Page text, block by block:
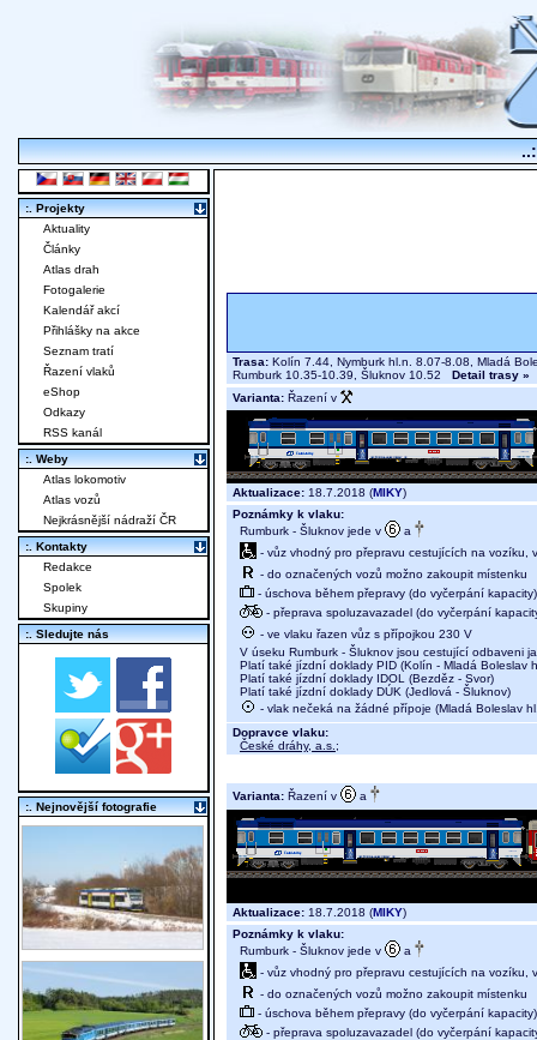
Trasa: Kolín 7.44, Nymburk hl.n. 8.07-8.08, Mladá
Rumburk 10.35-10.39, Šluknov 10.52 Detail trasy »
Varianta: Řazení v
Aktualizace: 18.7.2018 (MIKY)
Poznámky k vlaku:
Rumburk - Šluknov jede v
a
- vůz vhodný pro přepravu cestujících na vozíku,
- do označených vozů možno zakoupit místenku
- úschova během přepravy (do vyčerpání kapacity)
- přeprava spoluzavazadel (do vyčerpání
- ve vlaku řazen vůz s přípojkou 230 V
V úseku Rumburk - Šluknov jsou cestující odbaveni
Platí také jízdní doklady PID (Kolín - Mladá Boleslav
Platí také jízdní doklady IDOL (Bezděz - Svor)
Platí také jízdní doklady DÚK (Jedlová - Šluknov)
- vlak nečeká na žádné přípoje (Mladá Boleslav
Dopravce vlaku:
České dráhy, a.s. ;
Varianta: Řazení v a
Aktualizace: 18.7.2018 (MIKY)
Poznámky k vlaku:
Rumburk - Šluknov jede v
a
- vůz vhodný pro přepravu cestujících na vozíku,
- do označených vozů možno zakoupit místenku
- úschova během přepravy (do vyčerpání kapacity)
- přeprava spoluzavazadel (do vyčerpání
:. Projekty
Aktuality
Články
Atlas drah
Fotogalerie
Kalendář akcí
Přihlášky na akce
Seznam tratí
Řazení vlaků
eShop
Odkazy
RSS kanál
:. Weby
Atlas lokomotiv
Atlas vozů
Nejkrásnější nádraží ČR
:. Kontakty
Redakce
Spolek
Skupiny
:. Sledujte nás
:. Nejnovější fotografie